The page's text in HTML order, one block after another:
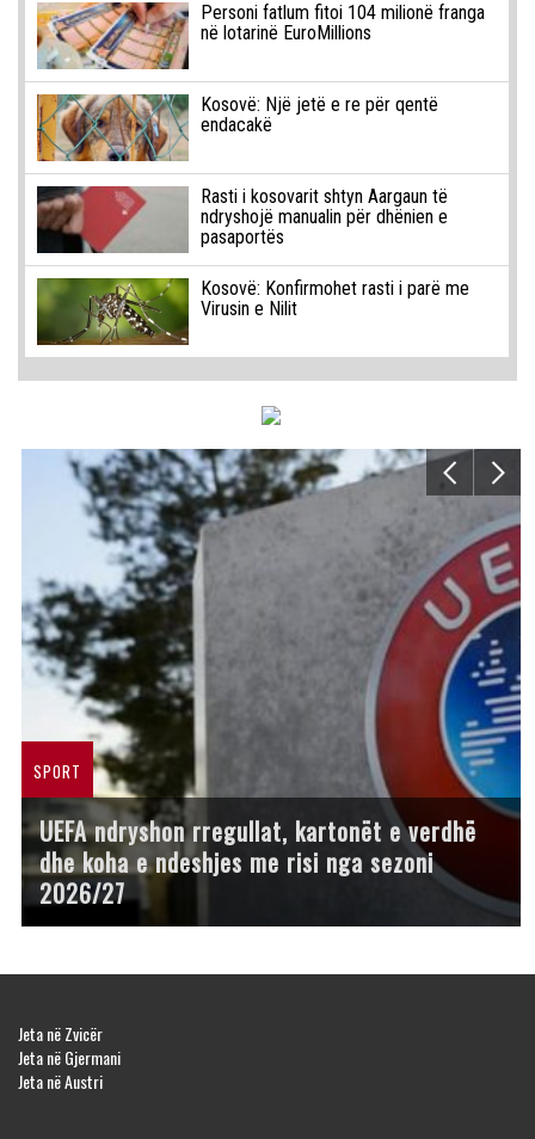
Personi fatlum fitoi 104 milionë franga
në lotarinë EuroMillions
Kosovë: Një jetë e re për qentë
endacakë
Rasti i kosovarit shtyn Aargaun të
ndryshojë manualin për dhënien e
pasaportës
Kosovë: Konfirmohet rasti i parë me
Virusin e Nilit
SPORT
UEFA ndryshon rregullat, kartonët e verdhë
dhe koha e ndeshjes me risi nga sezoni
2026/27
Jeta në Zvicër
Jeta në Gjermani
Jeta në Austri